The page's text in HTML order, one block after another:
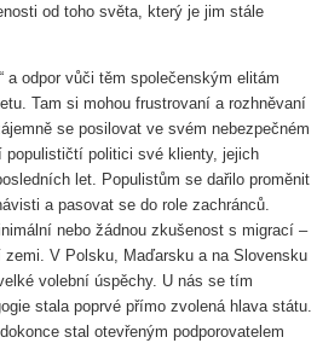
od toho světa, který je jim stále
a odpor vůči těm společenským elitám
Tam si mohou frustrovaní a rozhněvaní
se posilovat ve svém nebezpečném
politici své klienty, jejich
let. Populistům se dařilo proměnit
a pasovat se do role zachránců.
nebo žádnou zkušenost s migrací –
V Polsku, Maďarsku a na Slovensku
volební úspěchy. U nás se tím
stala poprvé přímo zvolená hlava státu.
stal otevřeným podporovatelem